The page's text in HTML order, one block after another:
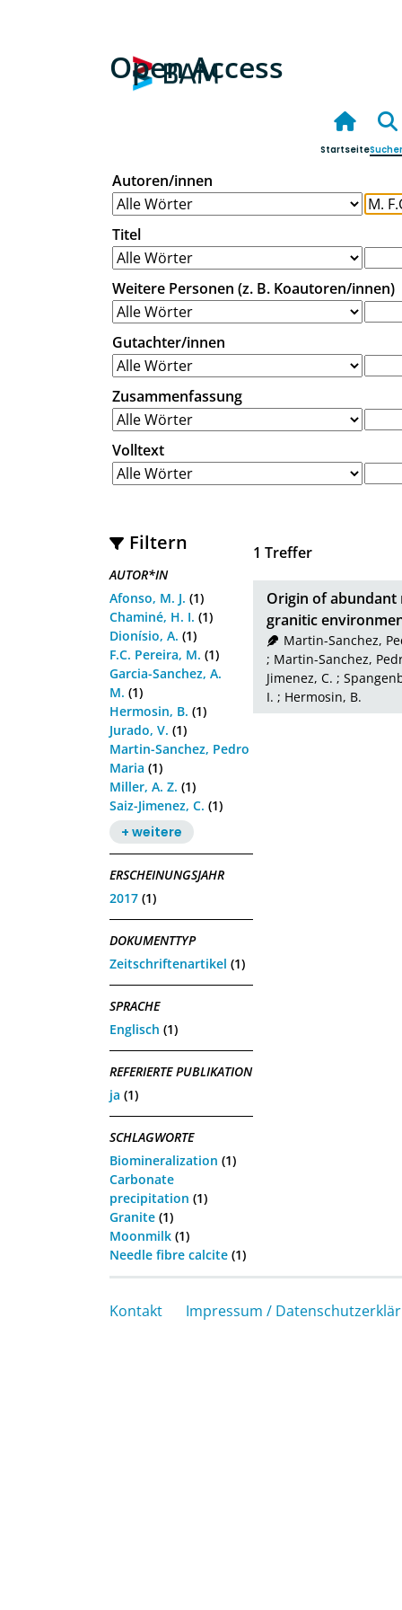
Open Access
Startseite
Autoren/innen
Titel
Weitere Personen (z. B. Koautoren/innen)
Gutachter/innen
Zusammenfassung
Volltext
Filtern
AUTOR*IN
Afonso, M. J. (1)
Chaminé, H. I. (1)
Dionísio, A. (1)
F.C. Pereira, M. (1)
Garcia-Sanchez, A.
M. (1)
Hermosin, B. (1)
Jurado, V. (1)
Martin-Sanchez, Pedro
Maria (1)
Miller, A. Z. (1)
Saiz-Jimenez, C. (1)
+ weitere
ERSCHEINUNGSJAHR
2017 (1)
DOKUMENTTYP
Zeitschriftenartikel (1)
SPRACHE
Englisch (1)
REFERIERTE PUBLIKATION
ja (1)
SCHLAGWORTE
Biomineralization (1)
Carbonate
precipitation (1)
Granite (1)
Moonmilk (1)
Needle fibre calcite (1)
1 Treffer
Origin of abundant
granitic
Martin-Sanchez,
; Martin-Sanchez,
Jimenez, C. ;
I. ; Hermosin, B.
Kontakt Impressum /